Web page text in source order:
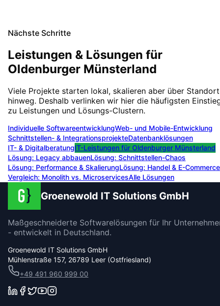
Nächste Schritte
Leistungen & Lösungen für
Oldenburger Münsterland
Viele Projekte starten lokal, skalieren aber über
hinweg. Deshalb verlinken wir hier die häufigsten
zu Leistungen und Lösungs-Clustern.
Individuelle SoftwareentwicklungWeb- und Mobile-Entwicklung
Schnittstellen- & IntegrationsprojekteDatenbanklösungen
IT- & DigitalberatungIT-Leistungen für Oldenburger Münsterland
Lösung: Legacy abbauenLösung: Schnittstellen-Chaos
Lösung: Performance & SkalierungLösung: Handel & E-Commerce
Vergleich: Monolith vs. MicroservicesAlle Lösungen
Groenewold IT Solutions GmbH
Maßgeschneiderte Softwarelösungen für Ihr
- entwickelt in Deutschland.
Groenewold IT Solutions GmbH
Mühlenstraße 157, 26789 Leer (Ostfriesland)
+49 491 960 999 00